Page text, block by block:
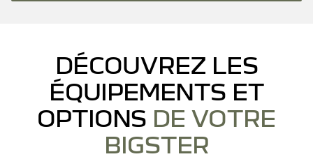
DÉCOUVREZ LES
ÉQUIPEMENTS ET
OPTIONS DE VOTRE
BIGSTER